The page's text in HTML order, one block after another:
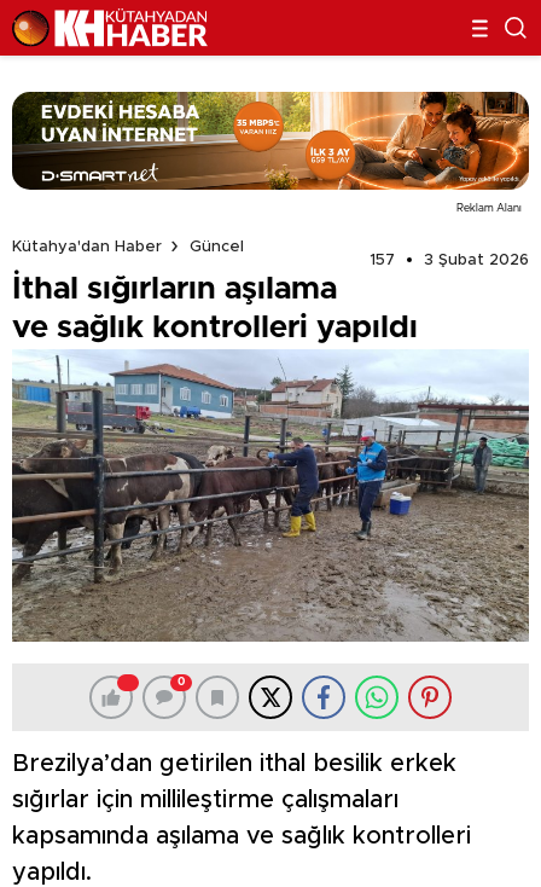
Reklam Alanı
Kütahya'dan Haber
Güncel
157
3 Şubat 2026
İthal sığırların aşılama
ve sağlık kontrolleri yapıldı
0
Brezilya’dan getirilen ithal besilik erkek
sığırlar için millileştirme çalışmaları
kapsamında aşılama ve sağlık kontrolleri
yapıldı.